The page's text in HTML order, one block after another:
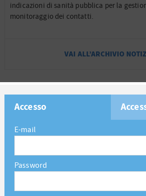
indicazioni di sanità pubblica per la
monitoraggio dei contatti.
VAI ALL’ARCHIVIO
Accesso
E-mail
Password